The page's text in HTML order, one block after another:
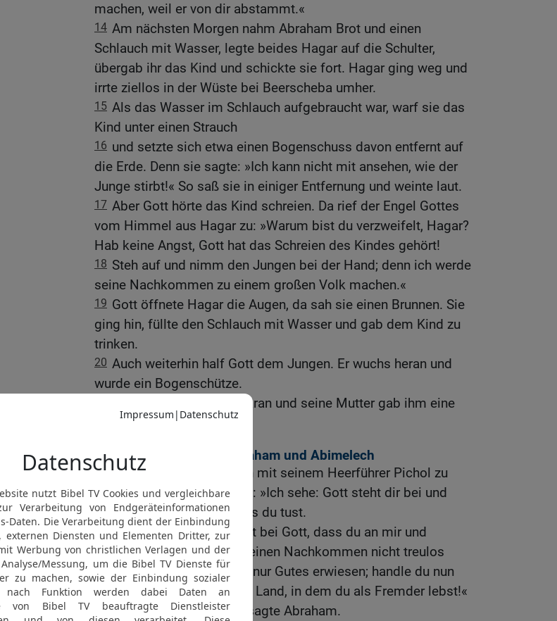
machen, weil er von dir abstammt.«
14 Am nächsten Morgen nahm Abraham Brot und einen
Schlauch mit Wasser, legte beides Hagar auf die Schulter,
übergab ihr das Kind und schickte sie fort. Hagar ging weg und
irrte ziellos in der Wüste bei Beerscheba umher.
15 Als das Wasser im Schlauch aufgebraucht war, warf sie das
Kind unter einen Strauch
16 und setzte sich etwa einen Bogenschuss davon entfernt auf
die Erde. Denn sie sagte: »Ich kann nicht mit ansehen, wie der
Junge stirbt!« So saß sie in einiger Entfernung und weinte laut.
17 Aber Gott hörte das Kind schreien. Da rief der Engel Gottes
vom Himmel aus Hagar zu: »Warum bist du verzweifelt, Hagar?
Hab keine Angst, Gott hat das Schreien des Kindes gehört!
18 Steh auf und nimm den Jungen bei der Hand; denn ich werde
seine Nachkommen zu einem großen Volk machen.«
19 Gott öffnete Hagar die Augen, da sah sie einen Brunnen. Sie
ging hin, füllte den Schlauch mit Wasser und gab dem Kind zu
trinken.
20 Auch weiterhin half Gott dem Jungen. Er wuchs heran und
wurde ein Bogenschütze.
Er lebte in der Wüste Paran und seine Mutter gab ihm eine
Ägypterin zur Frau.
Ein Vertrag zwischen Abraham und Abimelech
22 Damals kam Abimelech mit seinem Heerführer Pichol zu
Abraham und sagte zu ihm: »Ich sehe: Gott steht dir bei und
lässt dir alles gelingen, was du tust.
Darum schwöre mir jetzt bei Gott, dass du an mir und
meinem Sohn und allen meinen Nachkommen nicht treulos
handeln wirst. Ich habe dir nur Gutes erwiesen; handle du nun
ebenso an mir und an dem Land, in dem du als Fremder lebst!«
24 »Das schwöre ich dir«, sagte Abraham.